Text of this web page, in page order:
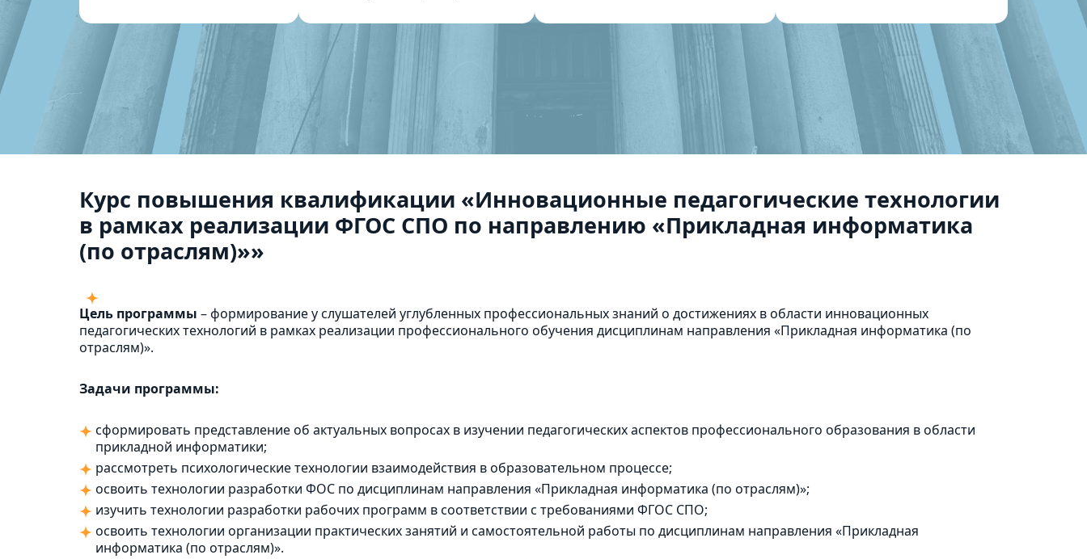
Курс повышения квалификации «Инновационные педагогические технологии
в рамках реализации ФГОС СПО по направлению «Прикладная информатика
(по отраслям)»»
Цель программы – формирование у слушателей углубленных профессиональных знаний о достижениях в области инновационных
педагогических технологий в рамках реализации профессионального обучения дисциплинам направления «Прикладная информатика (по
отраслям)».
Задачи программы:
сформировать представление об актуальных вопросах в изучении педагогических аспектов профессионального образования в области
прикладной информатики;
рассмотреть психологические технологии взаимодействия в образовательном процессе;
освоить технологии разработки ФОС по дисциплинам направления «Прикладная информатика (по отраслям)»;
изучить технологии разработки рабочих программ в соответствии с требованиями ФГОС СПО;
освоить технологии организации практических занятий и самостоятельной работы по дисциплинам направления «Прикладная
информатика (по отраслям)».